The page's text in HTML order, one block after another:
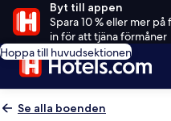
Byt till appen
Spara 10 % eller mer
in för att tjäna förmåner
Hoppa till huvudsektionen
Se alla boenden